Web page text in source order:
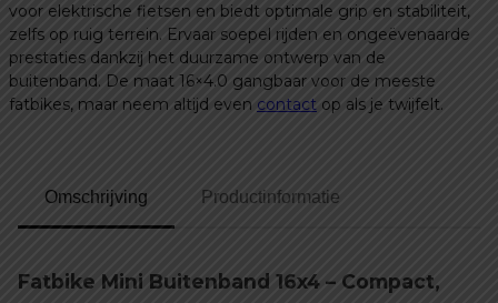
voor elektrische fietsen en biedt optimale grip en stabiliteit,
zelfs op ruig terrein. Ervaar soepel rijden en ongeëvenaarde
prestaties dankzij het duurzame ontwerp van de
buitenband. De maat 16×4.0 gangbaar voor de meeste
fatbikes, maar neem altijd even contact op als je twijfelt.
Omschrijving Productinformatie
Fatbike Mini Buitenband 16x4 – Compact,